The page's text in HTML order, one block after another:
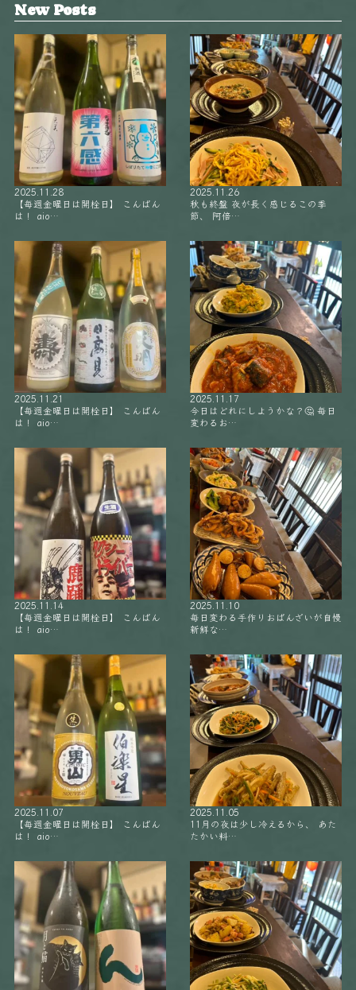
New Posts
2025.11.28
【毎週金曜日は開栓日】 こんばん
は！ aio…
2025.11.26
秋も終盤 夜が長く感じるこの季
節、 阿倍…
2025.11.21
【毎週金曜日は開栓日】 こんばん
は！ aio…
2025.11.17
今日はどれにしようかな？🤔 毎日
変わるお…
2025.11.14
【毎週金曜日は開栓日】 こんばん
は！ aio…
2025.11.10
毎日変わる手作りおばんざいが自慢
新鮮な…
2025.11.07
【毎週金曜日は開栓日】 こんばん
は！ aio…
2025.11.05
11月の夜は少し冷えるから、 あた
たかい料…